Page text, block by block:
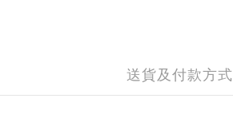
送貨及付款方式